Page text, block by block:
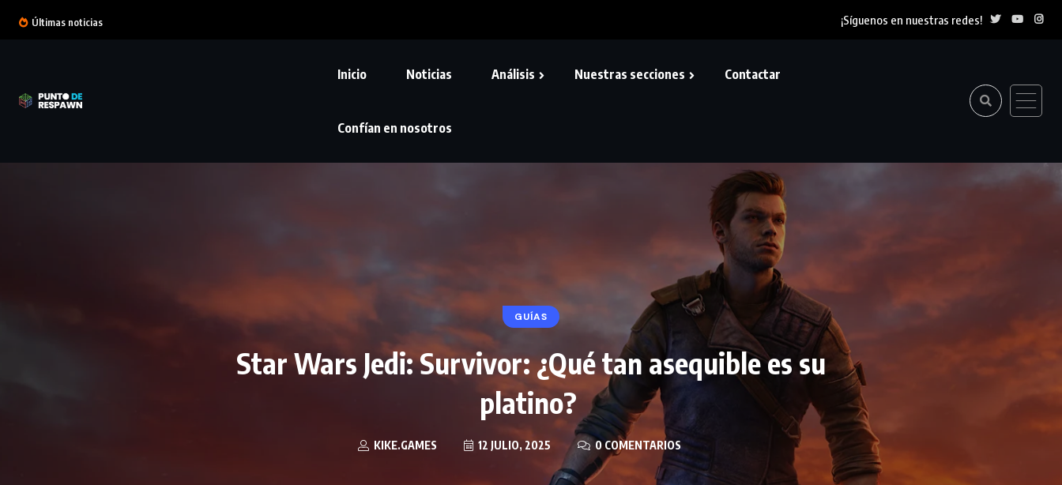
Últimas noticias ¡Síguenos en nuestras redes!
Inicio Noticias Análisis Nuestras secciones Contactar
Confían en nosotros
GUÍAS
Star Wars Jedi: Survivor: ¿Qué tan asequible es su
platino?
KIKE.GAMES 12 JULIO, 2025 0 COMENTARIOS